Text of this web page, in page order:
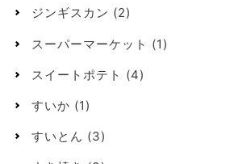
ジンギスカン (2)
スーパーマーケット (1)
スイートポテト (4)
すいか (1)
すいとん (3)